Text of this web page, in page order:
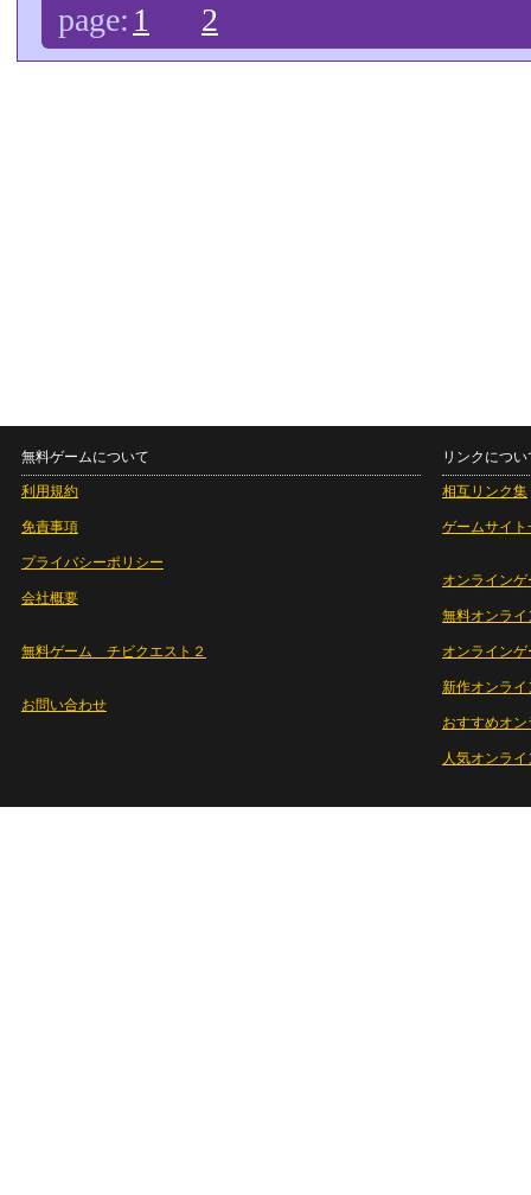
page: 1 2
無料ゲームについて
利用規約
免責事項
プライバシーポリシー
会社概要
無料ゲーム チビクエスト２
お問い合わせ
リンクについ
相互リンク集
ゲームサイト
オンラインゲ
無料オンライ
オンライン
新作オンライ
おすすめオ
人気オンラ